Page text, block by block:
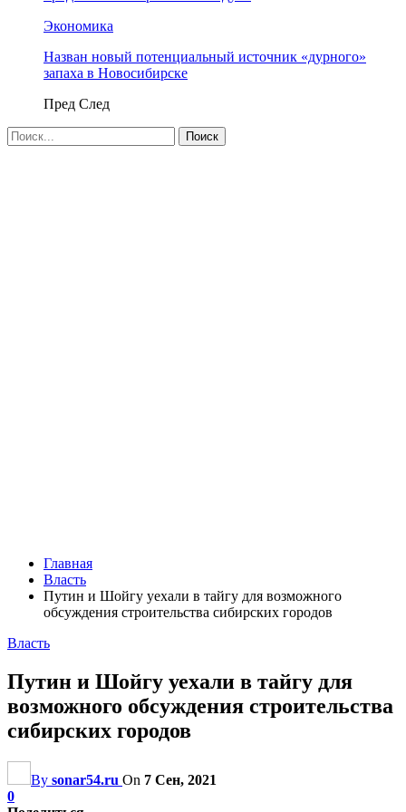
Экономика
Назван новый потенциальный источник «дурного»
запаха в Новосибирске
Пред След
Главная
Власть
Путин и Шойгу уехали в тайгу для возможного
обсуждения строительства сибирских городов
Власть
Путин и Шойгу уехали в тайгу для
возможного обсуждения строительства
сибирских городов
By sonar54.ru On 7 Сен, 2021
0